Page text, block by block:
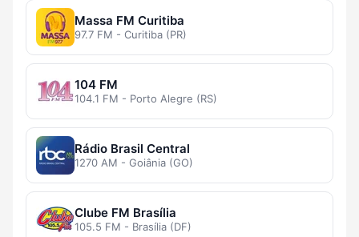
Massa FM Curitiba
97.7 FM - Curitiba (PR)
104 FM
104.1 FM - Porto Alegre (RS)
Rádio Brasil Central
1270 AM - Goiânia (GO)
Clube FM Brasília
105.5 FM - Brasília (DF)